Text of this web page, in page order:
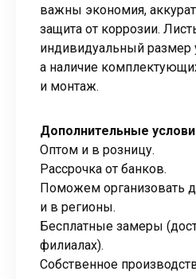
важны экономия,
защита от коррозии.
индивидуальный
а наличие
и монтаж.
Дополнительные
Оптом и в розницу.
Рассрочка от банков.
Поможем организовать
и в регионы.
Бесплатные замеры
филиалах).
Собственное